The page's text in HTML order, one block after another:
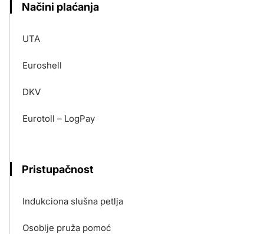
Načini plaćanja
UTA
Euroshell
DKV
Eurotoll – LogPay
Pristupačnost
Indukciona slušna petlja
Osoblje pruža pomoć